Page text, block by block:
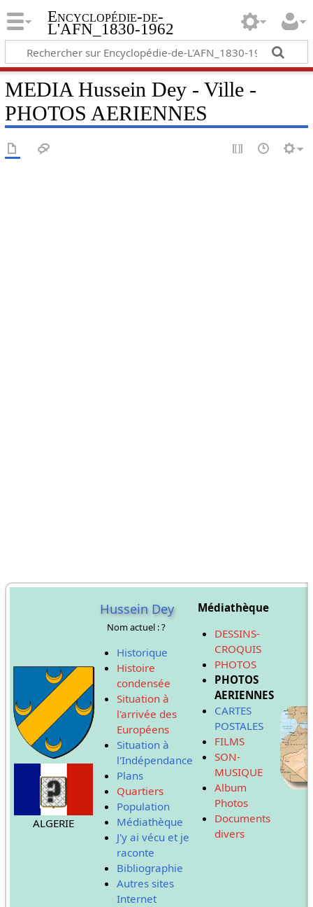
Encyclopédie-de-
L'AFN_1830-1962
MEDIA Hussein Dey - Ville -
PHOTOS AERIENNES
ALGERIE
Hussein Dey
Nom actuel : ?
Historique
Histoire
condensée
Situation à
l'arrivée des
Européens
Situation à
l'Indépendance
Plans
Quartiers
Population
Médiathèque
J'y ai vécu et je
raconte
Bibliographie
Autres sites
Internet
Médiathèque
DESSINS-
CROQUIS
PHOTOS
PHOTOS
AERIENNES
CARTES
POSTALES
FILMS
SON-
MUSIQUE
Album
Photos
Documents
divers